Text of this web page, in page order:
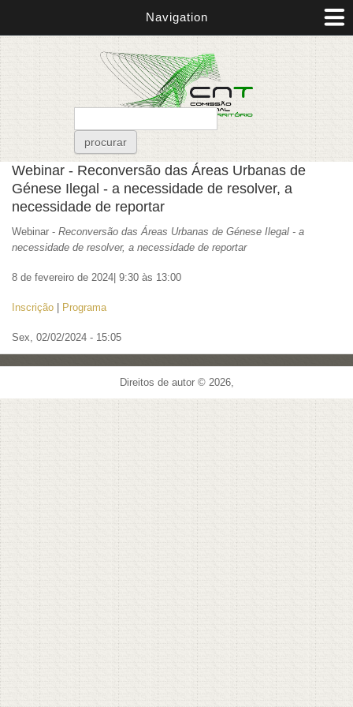
Navigation
Formulário de pesquisa
Está aqui
Webinar - Reconversão das Áreas Urbanas de
Génese Ilegal - a necessidade de resolver, a
necessidade de reportar
Webinar - Reconversão das Áreas Urbanas de Génese Ilegal - a
necessidade de resolver, a necessidade de reportar
8 de fevereiro de 2024| 9:30 às 13:00
Inscrição Programa
Sex, 02/02/2024 - 15:05
Direitos de autor © 2026,